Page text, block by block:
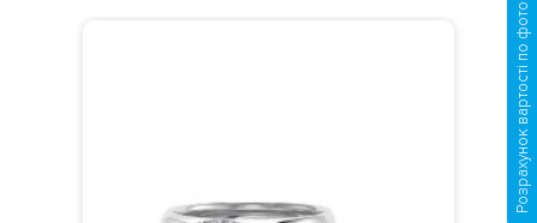
Розрахунок вартості по фото